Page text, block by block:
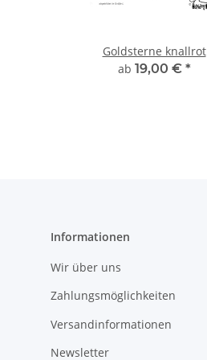
Goldsterne knallrot
ab 19,00 € *
Informationen
Wir über uns
Zahlungsmöglichkeiten
Versandinformationen
Newsletter